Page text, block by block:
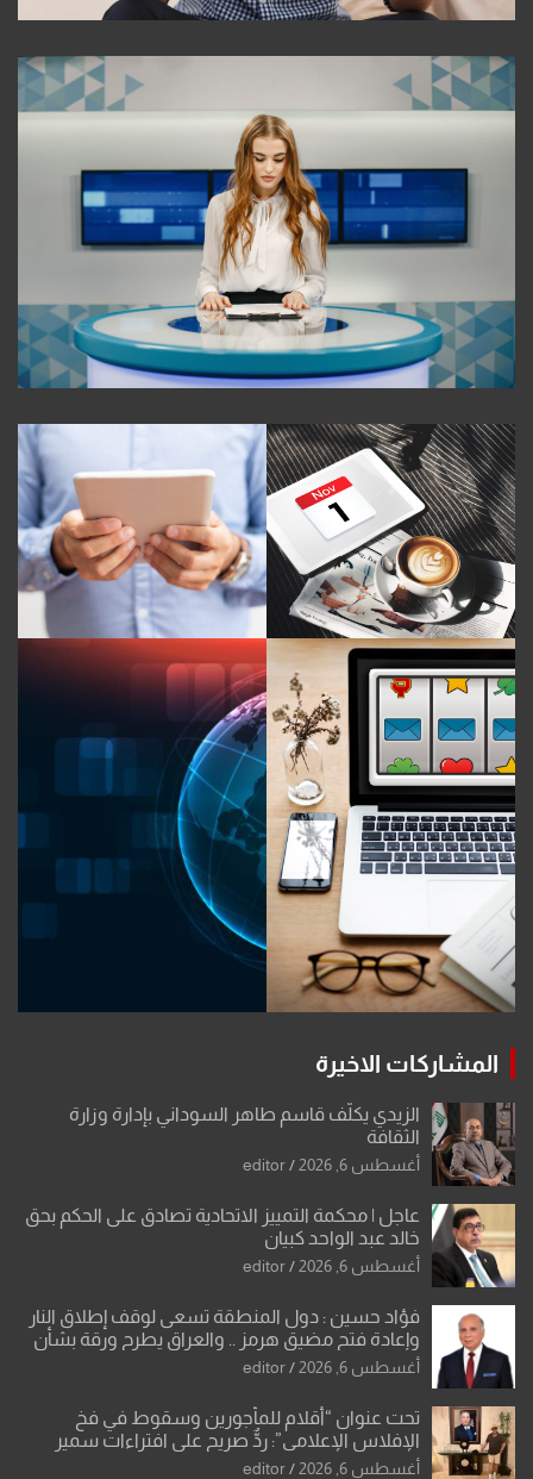
المشاركات الاخيرة
الزيدي يكلّف قاسم طاهر السوداني بإدارة وزارة
الثقافة
أغسطس 6, 2026 editor
عاجل | محكمة التمييز الاتحادية تصادق على الحكم بحق
خالد عبد الواحد كبيان
أغسطس 6, 2026 editor
فؤاد حسين : دول المنطقة تسعى لوقف إطلاق النار
وإعادة فتح مضيق هرمز .. والعراق يطرح ورقة بشأن
تحولات القدس
أغسطس 6, 2026 editor
تحت عنوان “أقلام للمأجورين وسقوط في فخ
الإفلاس الإعلامي”: ردٌّ صريح على افتراءات سمير
الشكرجي
أغسطس 6, 2026 editor